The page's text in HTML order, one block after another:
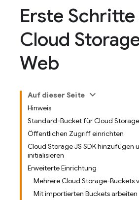
Erste
Cloud
Web
Auf dieser Seite
Hinweis
Standard-Bucket für Cloud
Öffentlichen Zugriff einrichten
Cloud Storage JS SDK hinzufügen
initialisieren
Erweiterte Einrichtung
Mehrere Cloud Storage-Buckets
Mit importierten Buckets arbeiten